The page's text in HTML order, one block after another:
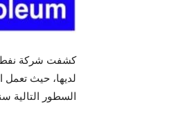
كشفت شركة نفط
لديها، حيث
السطور التالية